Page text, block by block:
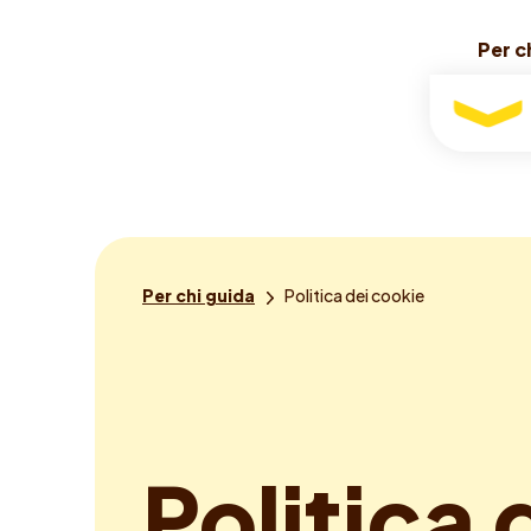
Per
Per
Per
Sei
Per chi guida Politica dei cookie